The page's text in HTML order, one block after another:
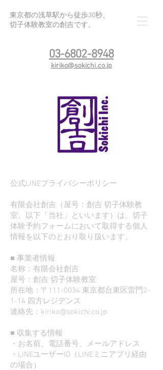
東京都の浅草駅から徒歩30秒、
切子体験教室の創吉です。
03-6802-8948
kiriko@sokichi.co.jp
公式LINEプライバシーポリシー
有限会社創吉（屋号：創吉 切子体験教
室、以下「当社」といいます）は、切子
体験予約フォームにおいて取得する個人
情報を以下のとおり取り扱います。
■ 事業者情報
名称：有限会社創吉
屋号：創吉 切子体験教室
所在地：〒111-0034 東京都台東区雷門2-
1-14 四方レジデンス
連絡先： kiriko@sokichi.co.jp
■ 収集する情報
・お名前、電話番号、メールアドレス
・LINEユーザーID（LINEミニアプリ経由
の場合）